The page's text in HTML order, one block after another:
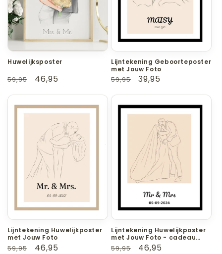
Huwelijksposter
Normale
59,95 Aanbiedingsprijs
46,95
Lijntekening Geboorteposter
met Jouw Foto
Normale
59,95 Aanbiedingsprijs
39,95
Lijntekening Huwelijkposter
met Jouw Foto
Normale
59,95 Aanbiedingsprijs
46,95
Lijntekening Huwelijkposter
met Jouw Foto - cadeau
huwelijk - getrouwd cadeau
Normale
59,95 Aanbiedingsprijs
46,95